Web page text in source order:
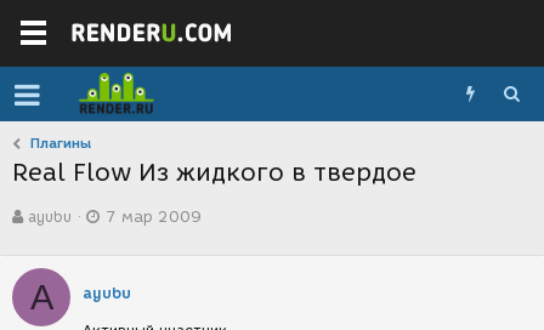
Плагины
Rеаl Flow Из жидкого в твердое
в
о
р
т
ayubu
а
с
7 мар 2009
A ayubu